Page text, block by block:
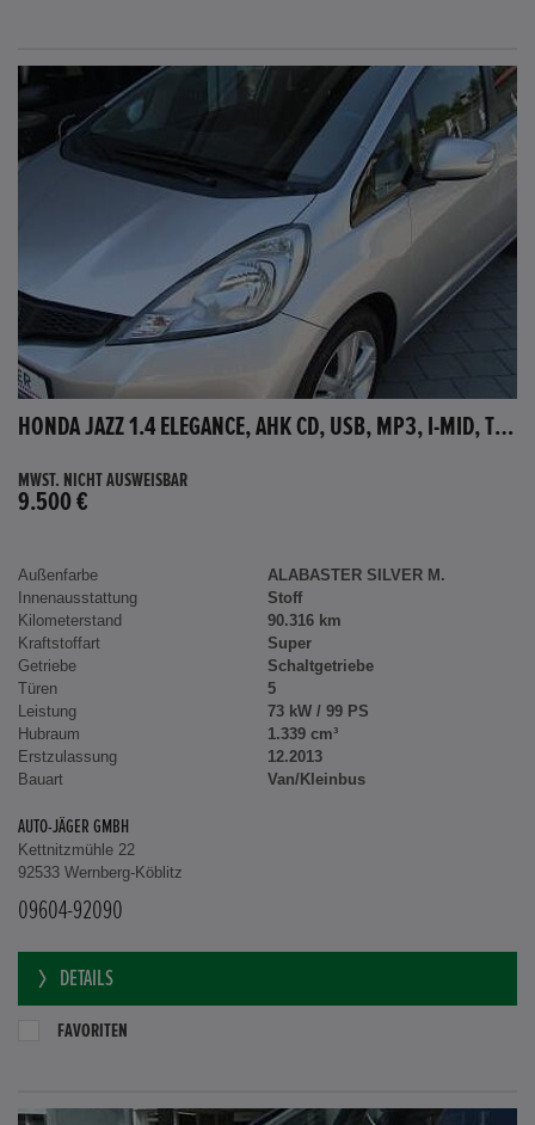
HONDA JAZZ 1.4 ELEGANCE, AHK CD, USB, MP3, I-MID, TEMPOMAT, AUX-IN
MWST. NICHT AUSWEISBAR
9.500 €
Außenfarbe
ALABASTER SILVER M.
Innenausstattung
Stoff
Kilometerstand
90.316 km
Kraftstoffart
Super
Getriebe
Schaltgetriebe
Türen
5
Leistung
73 kW / 99 PS
Hubraum
1.339 cm³
Erstzulassung
12.2013
Bauart
Van/Kleinbus
AUTO-JÄGER GMBH
Kettnitzmühle 22
92533 Wernberg-Köblitz
09604-92090
DETAILS
FAVORITEN